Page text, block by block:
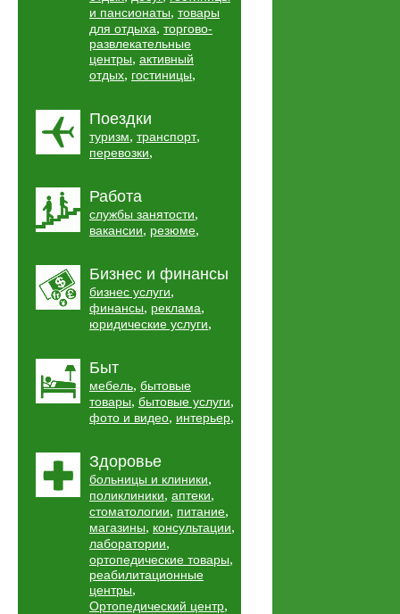
и пансионаты, товары
для отдыха, торгово-
развлекательные
центры, активный
отдых, гостиницы,
Поездки
туризм, транспорт,
перевозки,
Работа
службы занятости,
вакансии, резюме,
Бизнес и финансы
бизнес услуги,
финансы, реклама,
юридические услуги,
Быт
мебель, бытовые
товары, бытовые услуги,
фото и видео, интерьер,
Здоровье
больницы и клиники,
поликлиники, аптеки,
стоматологии, питание,
магазины, консультации,
лаборатории,
ортопедические товары,
реабилитационные
центры,
Ортопедический центр,